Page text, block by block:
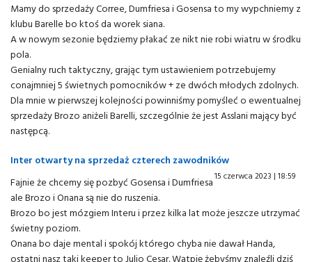
Mamy do sprzedaży Corree, Dumfriesa i Gosensa to my wypchniemy z
klubu Barelle bo ktoś da worek siana.
A w nowym sezonie będziemy płakać ze nikt nie robi wiatru w środku
pola.
Genialny ruch taktyczny, grając tym ustawieniem potrzebujemy
conajmniej 5 świetnych pomocników + ze dwóch młodych zdolnych.
Dla mnie w pierwszej kolejności powinniśmy pomyśleć o ewentualnej
sprzedaży Brozo aniżeli Barelli, szczególnie że jest Asslani mający być
następcą.
Inter otwarty na sprzedaż czterech zawodników
15 czerwca 2023 | 18:59
Fajnie że chcemy się pozbyć Gosensa i Dumfriesa
ale Brozo i Onana są nie do ruszenia.
Brozo bo jest mózgiem Interu i przez kilka lat może jeszcze utrzymać
świetny poziom.
Onana bo daje mental i spokój którego chyba nie dawał Handa,
ostatni nasz taki keeper to Julio Cesar. Wątpię żebyśmy znaleźli dziś